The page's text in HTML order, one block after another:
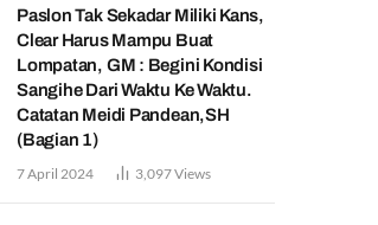
Paslon Tak Sekadar Miliki Kans,
Clear Harus Mampu Buat
Lompatan, GM : Begini Kondisi
Sangihe Dari Waktu Ke Waktu.
Catatan Meidi Pandean,SH
(Bagian 1)
7 April 2024 3,097Views